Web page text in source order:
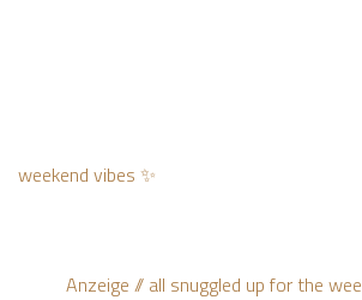
weekend vibes ✨
Anzeige // all snuggled up for the